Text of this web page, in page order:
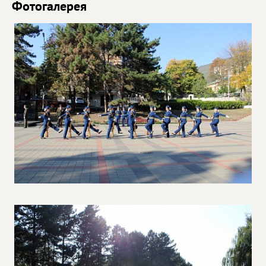
Фотогалерея